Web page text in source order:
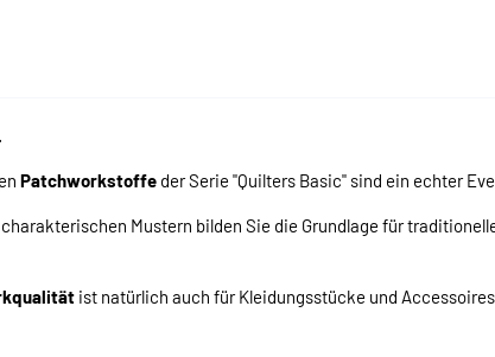
Patchworkstoffe der Serie "Quilters Basic" sind ein echter
Mustern bilden Sie die Grundlage für
ist natürlich auch für Kleidungsstücke und